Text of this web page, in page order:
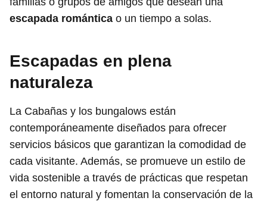
escapada romántica o un tiempo a solas.
Escapadas en plena
naturaleza
La Cabañas y los bungalows están
contemporáneamente diseñados para ofrecer
servicios básicos que garantizan la comodidad de
cada visitante. Además, se promueve un estilo de
vida sostenible a través de prácticas que respetan
el entorno natural y fomentan la conservación de la